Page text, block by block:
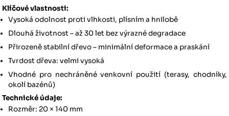
Klíčové vlastnosti:
Vysoká odolnost proti vlhkosti, plísním a hnilobě
Dlouhá životnost – až 30 let bez výrazné degradace
Přirozeně stabilní dřevo – minimální deformace a praskání
Tvrdost dřeva: velmi vysoká
Vhodné pro nechráněné venkovní použití (terasy, chodníky,
okolí bazénů)
Technické údaje:
Rozměr: 20 × 140 mm